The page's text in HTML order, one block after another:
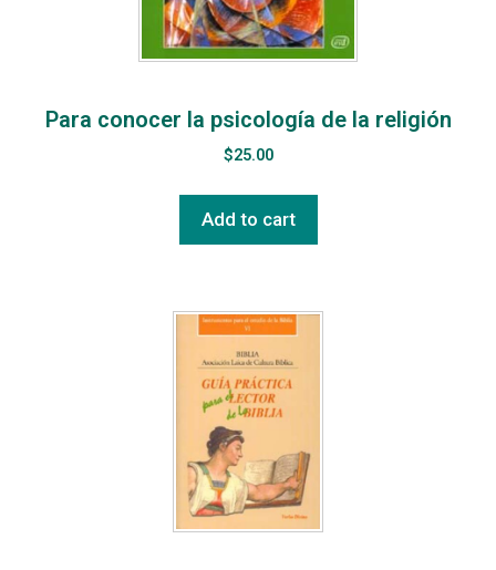
Para conocer la psicología de la religión
$25.00
Add to cart